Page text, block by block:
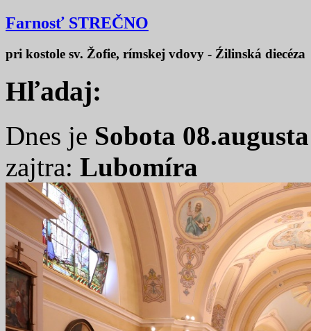
Farnosť STREČNO
pri kostole sv. Žofie, rímskej vdovy - Źilinská diecéza
Hľadaj:
Dnes je Sobota
zajtra: Lubomíra